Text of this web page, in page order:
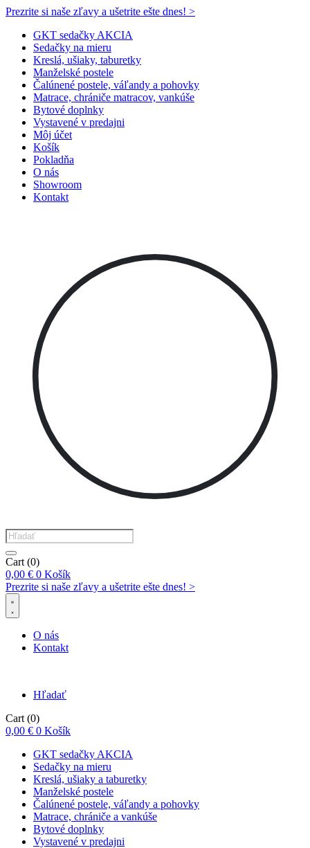
Prezrite si naše zľavy a ušetrite ešte dnes! >​
GKT sedačky AKCIA
Sedačky na mieru
Kreslá, ušiaky, taburetky
Manželské postele
Čalúnené postele, váľandy a pohovky
Matrace, chrániče matracov, vankúše
Bytové doplnky
Vystavené v predajni
Môj účet
Košík
Pokladňa
O nás
Showroom
Kontakt
Products
search
Cart (0)
0,00 € 0 Košík
Prezrite si naše zľavy a ušetrite ešte dnes! >​
O nás
Kontakt
Hľadať
Cart (0)
0,00 € 0 Košík
GKT sedačky AKCIA
Sedačky na mieru
Kreslá, ušiaky a taburetky
Manželské postele
Čalúnené postele, váľandy a pohovky
Matrace, chrániče a vankúše
Bytové doplnky
Vystavené v predajni